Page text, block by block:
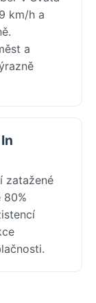
km/h a
a
zatažené